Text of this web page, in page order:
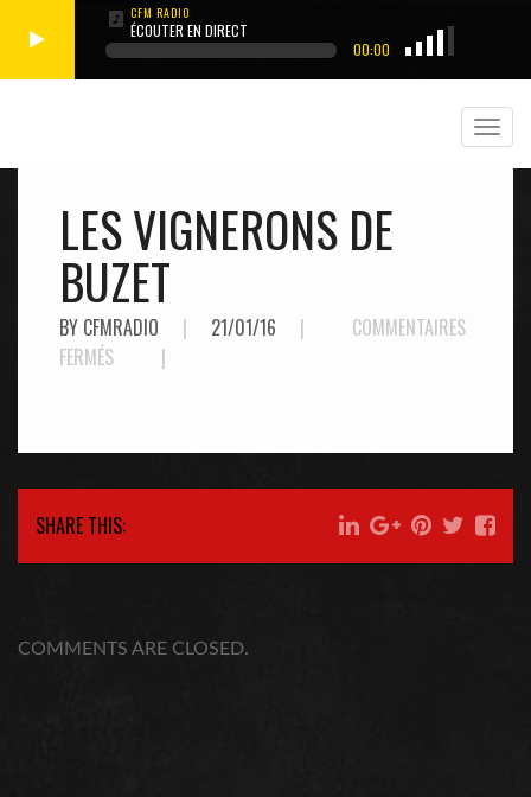
ÉCOUTER EN DIRECT
00:00
LES VIGNERONS DE
BUZET
BY CFMRADIO | 21/01/16 |
COMMENTAIRES
FERMÉS
SUR|
SHARE THIS:
COMMENTS ARE CLOSED.